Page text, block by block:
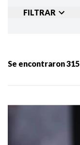
FILTRAR
Se encontraron315